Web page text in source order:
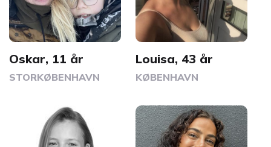
Oskar, 11 år
STORKØBENHAVN
Louisa, 43 år
KØBENHAVN